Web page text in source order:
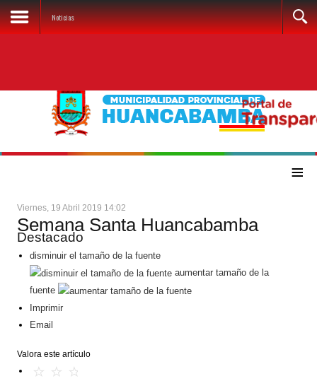
Noticias
≡
Viernes, 19 Abril 2019 14:02
Semana Santa Huancabamba
Destacado
disminuir el tamaño de la fuente
aumentar tamaño de la
fuente
Imprimir
Email
Valora este artículo